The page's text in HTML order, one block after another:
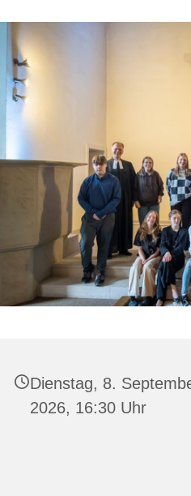
Dienstag, 8.
2026, 16:30 Uhr